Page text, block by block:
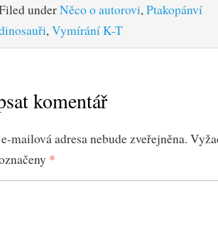
underNěco o autorovi, Ptakopánví
, Vymírání K-T
komentář
mailová adresa nebude zveřejněna.
*